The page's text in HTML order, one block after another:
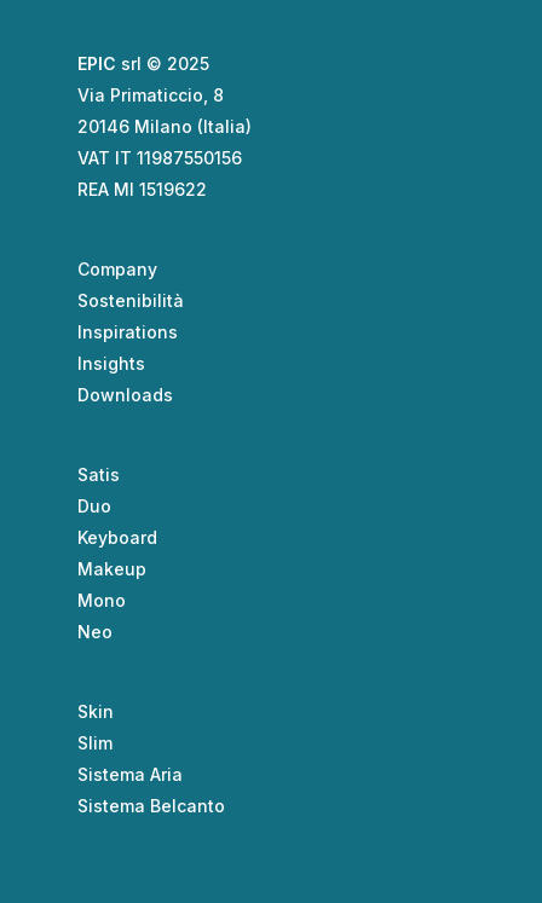
EPIC srl © 2025
Via Primaticcio, 8
20146 Milano (Italia)
VAT IT 11987550156
REA MI 1519622
Company
Sostenibilità
Inspirations
Insights
Downloads
Satis
Duo
Keyboard
Makeup
Mono
Neo
Skin
Slim
Sistema Aria
Sistema Belcanto